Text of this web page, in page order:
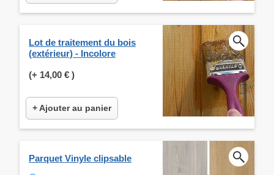
Lot de traitement du bois
(extérieur) - Incolore
(+ 14,00 € )
+ Ajouter au panier
Parquet Vinyle clipsable